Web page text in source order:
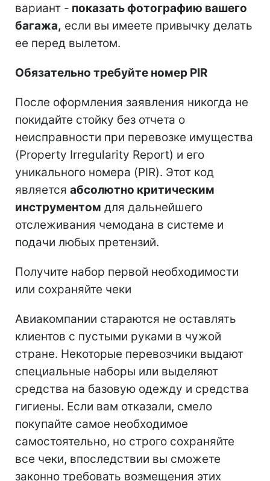
вариант - показать фотографию вашего
багажа, если вы имеете привычку делать
ее перед вылетом.
Обязательно требуйте номер PIR
После оформления заявления никогда не
покидайте стойку без отчета о
неисправности при перевозке имущества
(Property Irregularity Report) и его
уникального номера (PIR). Этот код
является абсолютно критическим
инструментом для дальнейшего
отслеживания чемодана в системе и
подачи любых претензий.
Получите набор первой необходимости
или сохраняйте чеки
Авиакомпании стараются не оставлять
клиентов с пустыми руками в чужой
стране. Некоторые перевозчики выдают
специальные наборы или выделяют
средства на базовую одежду и средства
гигиены. Если вам отказали, смело
покупайте самое необходимое
самостоятельно, но строго сохраняйте
все чеки, впоследствии вы сможете
законно требовать возмещения этих